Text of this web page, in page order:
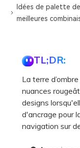
Idées de palette
meilleures
TL;DR:
La terre
nuances
designs
d'ancrage pour
navigation sur